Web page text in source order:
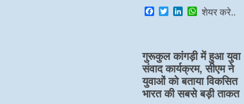
F
a
o
o
k
T
w
e
r
L
i
e
d
I
n
W
h
s
A
p
p
शेयर करे..
गुरूकुल कांगड़ी में हुआ युवा
संवाद कार्यक्रम, सीएम ने
युवाओं को बताया विकसित
भारत की सबसे बड़ी ताकत